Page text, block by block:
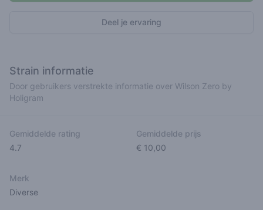
Deel je ervaring
Strain informatie
Door gebruikers verstrekte informatie over Wilson Zero by
Holigram
Gemiddelde rating
4.7
Gemiddelde prijs
€ 10,00
Merk
Diverse